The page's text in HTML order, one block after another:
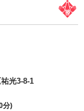
うち3.5
光3-8-1
分)